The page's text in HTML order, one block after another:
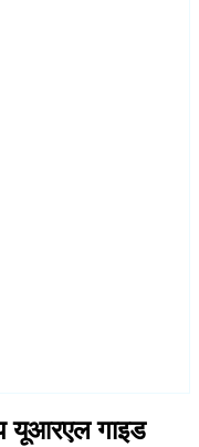
यूआरएल गाइड